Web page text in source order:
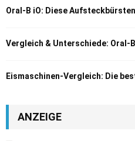
Oral-B iO: Diese
Vergleich & Unterschiede: Oral-
Eismaschinen-Vergleich: Die
ANZEIGE